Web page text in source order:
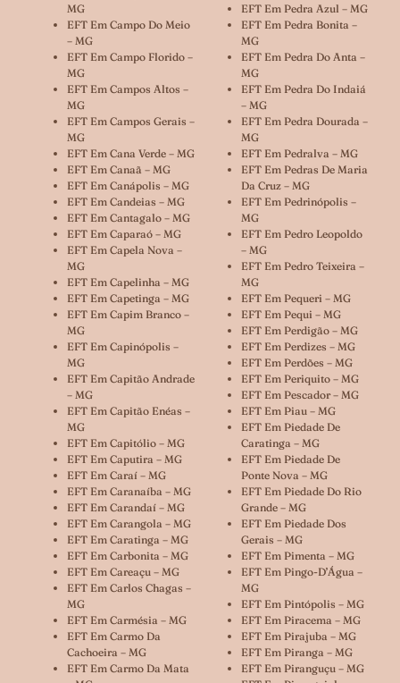
MG
EFT Em Campo Do Meio
– MG
EFT Em Campo Florido –
MG
EFT Em Campos Altos –
MG
EFT Em Campos Gerais –
MG
EFT Em Cana Verde – MG
EFT Em Canaã – MG
EFT Em Canápolis – MG
EFT Em Candeias – MG
EFT Em Cantagalo – MG
EFT Em Caparaó – MG
EFT Em Capela Nova –
MG
EFT Em Capelinha – MG
EFT Em Capetinga – MG
EFT Em Capim Branco –
MG
EFT Em Capinópolis –
MG
EFT Em Capitão Andrade
– MG
EFT Em Capitão Enéas –
MG
EFT Em Capitólio – MG
EFT Em Caputira – MG
EFT Em Caraí – MG
EFT Em Caranaíba – MG
EFT Em Carandaí – MG
EFT Em Carangola – MG
EFT Em Caratinga – MG
EFT Em Carbonita – MG
EFT Em Careaçu – MG
EFT Em Carlos Chagas –
MG
EFT Em Carmésia – MG
EFT Em Carmo Da
Cachoeira – MG
EFT Em Carmo Da Mata
EFT Em Pedra Azul – MG
EFT Em Pedra Bonita –
MG
EFT Em Pedra Do Anta –
MG
EFT Em Pedra Do Indaiá
– MG
EFT Em Pedra Dourada –
MG
EFT Em Pedralva – MG
EFT Em Pedras De Maria
Da Cruz – MG
EFT Em Pedrinópolis –
MG
EFT Em Pedro Leopoldo
– MG
EFT Em Pedro Teixeira –
MG
EFT Em Pequeri – MG
EFT Em Pequi – MG
EFT Em Perdigão – MG
EFT Em Perdizes – MG
EFT Em Perdões – MG
EFT Em Periquito – MG
EFT Em Pescador – MG
EFT Em Piau – MG
EFT Em Piedade De
Caratinga – MG
EFT Em Piedade De
Ponte Nova – MG
EFT Em Piedade Do Rio
Grande – MG
EFT Em Piedade Dos
Gerais – MG
EFT Em Pimenta – MG
EFT Em Pingo-D’Água –
MG
EFT Em Pintópolis – MG
EFT Em Piracema – MG
EFT Em Pirajuba – MG
EFT Em Piranga – MG
EFT Em Piranguçu – MG